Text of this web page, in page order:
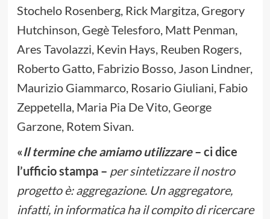
Stochelo Rosenberg, Rick Margitza, Gregory
Hutchinson, Gegè Telesforo, Matt Penman,
Ares Tavolazzi, Kevin Hays, Reuben Rogers,
Roberto Gatto, Fabrizio Bosso, Jason Lindner,
Maurizio Giammarco, Rosario Giuliani, Fabio
Zeppetella, Maria Pia De Vito, George
Garzone, Rotem Sivan.
«Il termine che amiamo utilizzare– ci dice
l’ufficio stampa – per sintetizzare il nostro
progetto è: aggregazione. Un aggregatore,
infatti, in informatica ha il compito di ricercare